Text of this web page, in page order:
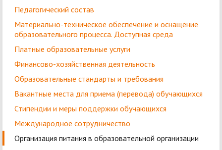
Педагогический состав
Материально-техническое обеспечение и оснащение
образовательного процесса. Доступная среда
Платные образовательные услуги
Финансово-хозяйственная деятельность
Образовательные стандарты и требования
Вакантные места для приема (перевода) обучающихся
Стипендии и меры поддержки обучающихся
Международное сотрудничество
Организация питания в образовательной организации